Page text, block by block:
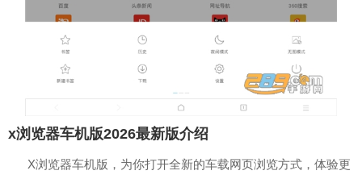
x浏览器车机版2026最新版介绍
X浏览器车机版，为你打开全新的车载网页浏览方式，体验更